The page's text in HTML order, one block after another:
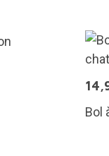
Bol